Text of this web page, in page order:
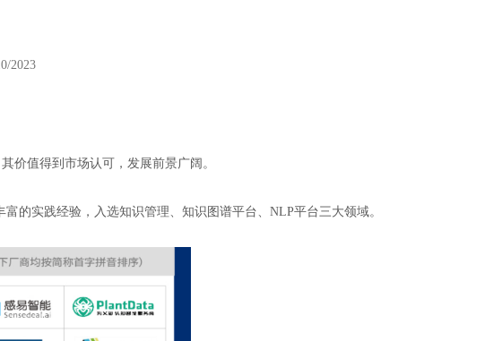
2023
价值得到市场认可，发展前景广阔。
的实践经验，入选知识管理、知识图谱平台、NLP平台三大领域。